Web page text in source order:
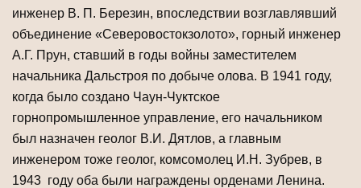
инженер В. П. Березин, впоследствии возглавлявший
объединение «Северовостокзолото», горный инженер
А.Г. Прун, ставший в годы войны заместителем
начальника Дальстроя по добыче олова. В 1941 году,
когда было создано Чаун-Чуктское
горнопромышленное управление, его начальником
был назначен геолог В.И. Дятлов, а главным
инженером тоже геолог, комсомолец И.Н. Зубрев, в
1943 году оба были награждены орденами Ленина.